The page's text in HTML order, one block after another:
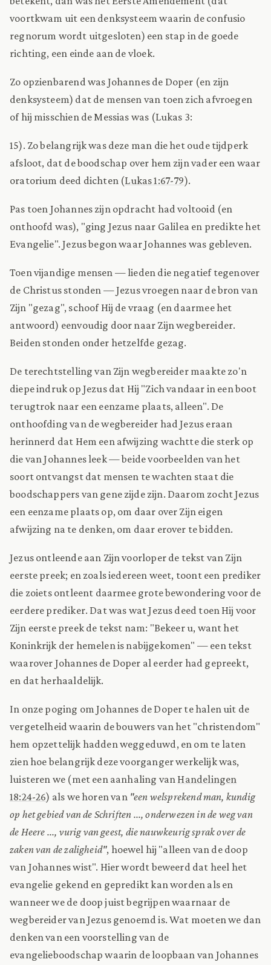
voortkwam uit een denksysteem waarin de confusio
regnorum wordt uitgesloten) een stap in de goede
richting, een einde aan de vloek.
Zo opzienbarend was Johannes de Doper (en zijn
denksysteem) dat de mensen van toen zich afvroegen
of hij misschien de Messias was (Lukas 3:
15). Zo belangrijk was deze man die het oude tijdperk
afsloot, dat de boodschap over hem zijn vader een waar
oratorium deed dichten (Lukas 1:67-79).
Pas toen Johannes zijn opdracht had voltooid (en
onthoofd was), "ging Jezus naar Galilea en predikte het
Evangelie". Jezus begon waar Johannes was gebleven.
Toen vijandige mensen — lieden die negatief tegenover
de Christus stonden — Jezus vroegen naar de bron van
Zijn "gezag", schoof Hij de vraag (en daarmee het
antwoord) eenvoudig door naar Zijn wegbereider.
Beiden stonden onder hetzelfde gezag.
De terechtstelling van Zijn wegbereider maakte zo'n
diepe indruk op Jezus dat Hij "Zich vandaar in een boot
terugtrok naar een eenzame plaats, alleen". De
onthoofding van de wegbereider had Jezus eraan
herinnerd dat Hem een afwijzing wachtte die sterk op
die van Johannes leek — beide voorbeelden van het
soort ontvangst dat mensen te wachten staat die
boodschappers van gene zijde zijn. Daarom zocht Jezus
een eenzame plaats op, om daar over Zijn eigen
afwijzing na te denken, om daar erover te bidden.
Jezus ontleende aan Zijn voorloper de tekst van Zijn
eerste preek; en zoals iedereen weet, toont een prediker
die zoiets ontleent daarmee grote bewondering voor de
eerdere prediker. Dat was wat Jezus deed toen Hij voor
Zijn eerste preek de tekst nam: "Bekeer u, want het
Koninkrijk der hemelen is nabijgekomen" — een tekst
waarover Johannes de Doper al eerder had gepreekt,
en dat herhaaldelijk.
In onze poging om Johannes de Doper te halen uit de
vergetelheid waarin de bouwers van het "christendom"
hem opzettelijk hadden weggeduwd, en om te laten
zien hoe belangrijk deze voorganger werkelijk was,
luisteren we (met een aanhaling van Handelingen
18:24-26) als we horen van "een welsprekend man, kundig
op het gebied van de Schriften ..., onderwezen in de weg van
de Heere ..., vurig van geest, die nauwkeurig sprak over de
zaken van de zaligheid", hoewel hij "alleen van de doop
van Johannes wist". Hier wordt beweerd dat heel het
evangelie gekend en gepredikt kan worden als en
wanneer we de doop juist begrijpen waarnaar de
wegbereider van Jezus genoemd is. Wat moeten we dan
denken van een voorstelling van de
evangelieboodschap waarin de loopbaan van Johannes